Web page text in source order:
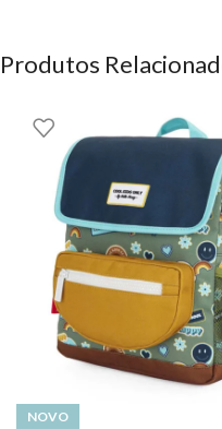
Medidas:
Mochila Sr. Leão da TRIXIE
Produtos
NOVO